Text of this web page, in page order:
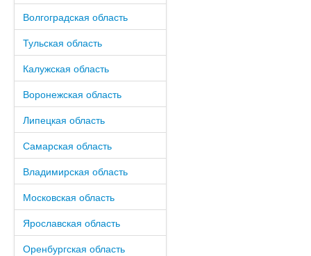
Волгоградская область
Тульская область
Калужская область
Воронежская область
Липецкая область
Самарская область
Владимирская область
Московская область
Ярославская область
Оренбургская область